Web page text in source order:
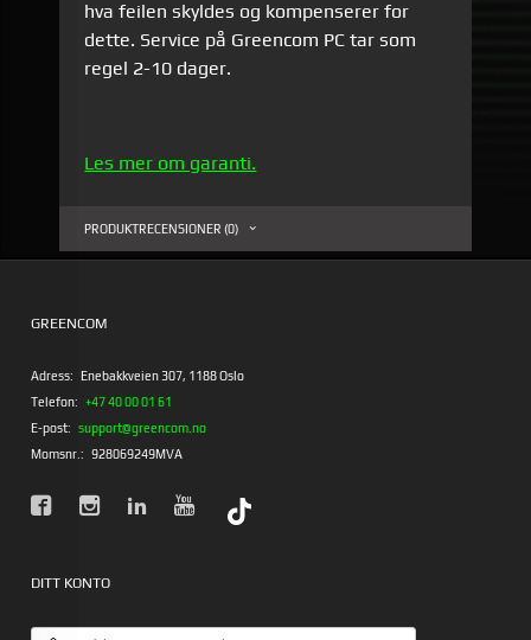
hva feilen skyldes og kompenserer for
dette. Service på Greencom PC tar som
regel 2-10 dager.
Les mer om garanti.
PRODUKTRECENSIONER (0)
GREENCOM
Adress:
Enebakkveien 307, 1188 Oslo
Telefon: +47 40 00 01 61
E-post: support@greencom.no
Momsnr.: 928069249MVA
DITT KONTO
E-